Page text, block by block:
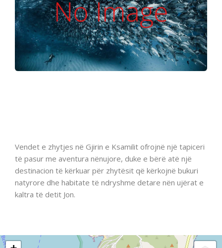
Vendet e zhytjes në Gjirin e Ksamilit ofrojnë një tapiceri
të pasur me aventura nënujore, duke e bërë atë një
destinacion të kërkuar për zhytësit që kërkojnë bukuri
natyrore dhe habitate të ndryshme detare nën ujërat e
kaltra të detit Jon.